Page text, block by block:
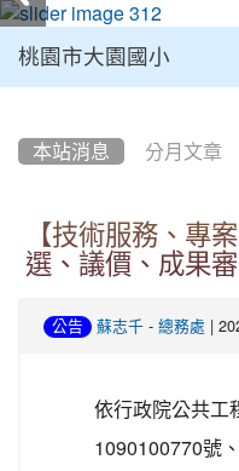
桃園市大園國小
本站消息 分月文章
【技術服務、專
選、議價、成果
公告 蘇志千 - 總務處 |
依行政院公共工
1090100770號